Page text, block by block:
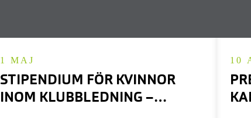
STIPENDIUM FÖR KVINNOR
INOM KLUBBLEDNING –
1 MAJ 10